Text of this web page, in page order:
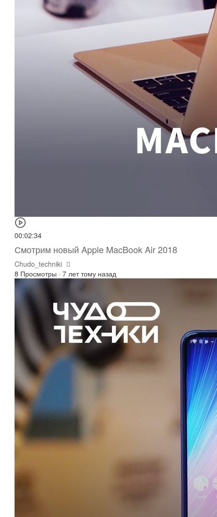
00:02:34
Смотрим новый Apple MacBook Air 2018
Chudo_techniki
8 Просмотры · 7 лет тому назад